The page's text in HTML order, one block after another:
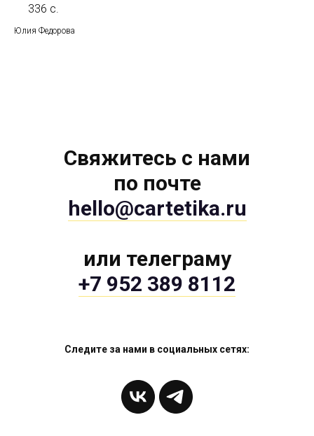
336 с.
Юлия Федорова
Свяжитесь с нами
по почте
hello@cartetika.ru
или телеграму
+7 952 389 8112
Следите за нами в социальных сетях: